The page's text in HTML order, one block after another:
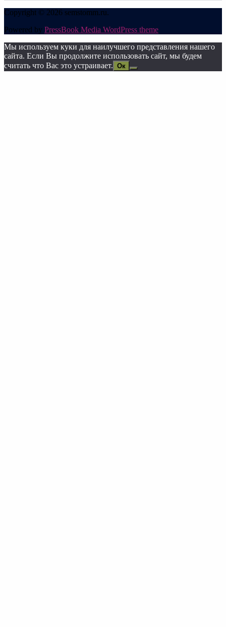
Copyright © 2026 semstomm.ru.
Powered by PressBook Media WordPress theme
Мы используем куки для наилучшего представления нашего
сайта. Если Вы продолжите использовать сайт, мы будем
считать что Вас это устраивает. Ок